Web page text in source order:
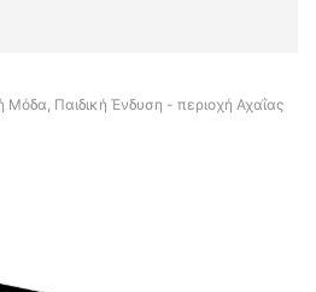
Μόδα, Παιδική Ένδυση - περιοχή Αχαΐας